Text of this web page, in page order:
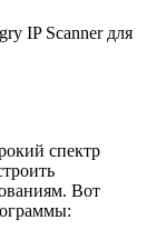
IP Scanner для
спектр
Вот